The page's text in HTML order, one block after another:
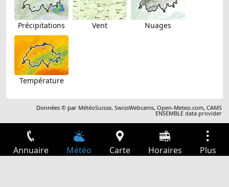
Précipitations Vent Nuages
Température
Données © par MétéoSuisse,SwissWebcams,Open-Meteo.com,CAMS
ENSEMBLE data provider
Annuaire Météo Carte Horaires Plus